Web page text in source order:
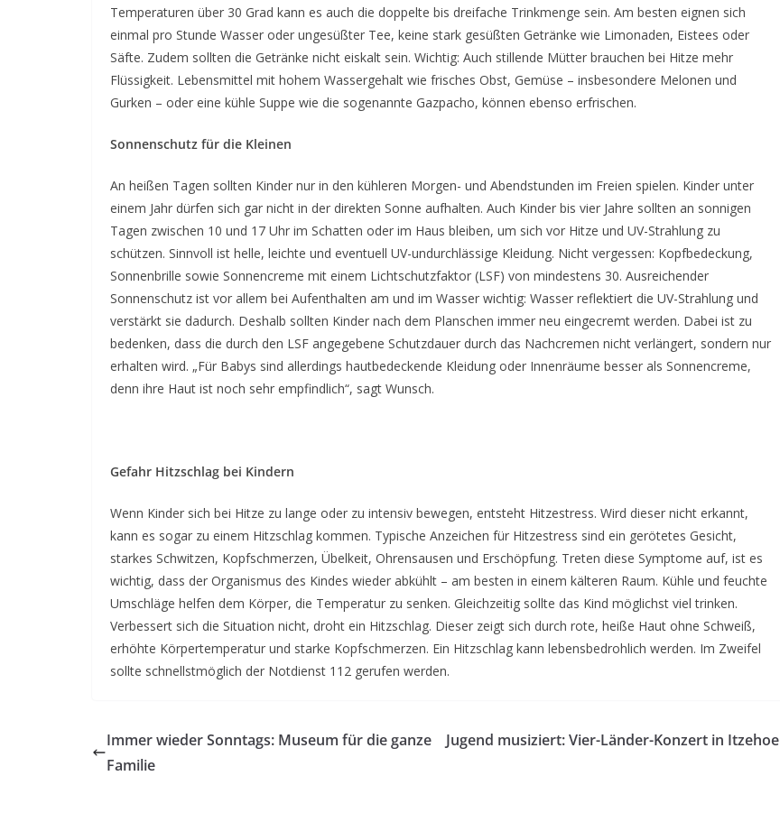
Temperaturen über 30 Grad kann es auch die doppelte bis dreifache Trinkmenge sein. Am besten eignen sich
einmal pro Stunde Wasser oder ungesüßter Tee, keine stark gesüßten Getränke wie Limonaden, Eistees oder
Säfte. Zudem sollten die Getränke nicht eiskalt sein. Wichtig: Auch stillende Mütter brauchen bei Hitze mehr
Flüssigkeit. Lebensmittel mit hohem Wassergehalt wie frisches Obst, Gemüse – insbesondere Melonen und
Gurken – oder eine kühle Suppe wie die sogenannte Gazpacho, können ebenso erfrischen.
Sonnenschutz für die Kleinen
An heißen Tagen sollten Kinder nur in den kühleren Morgen- und Abendstunden im Freien spielen. Kinder unter
einem Jahr dürfen sich gar nicht in der direkten Sonne aufhalten. Auch Kinder bis vier Jahre sollten an sonnigen
Tagen zwischen 10 und 17 Uhr im Schatten oder im Haus bleiben, um sich vor Hitze und UV-Strahlung zu
schützen. Sinnvoll ist helle, leichte und eventuell UV-undurchlässige Kleidung. Nicht vergessen: Kopfbedeckung,
Sonnenbrille sowie Sonnencreme mit einem Lichtschutzfaktor (LSF) von mindestens 30. Ausreichender
Sonnenschutz ist vor allem bei Aufenthalten am und im Wasser wichtig: Wasser reflektiert die UV-Strahlung und
verstärkt sie dadurch. Deshalb sollten Kinder nach dem Planschen immer neu eingecremt werden. Dabei ist zu
bedenken, dass die durch den LSF angegebene Schutzdauer durch das Nachcremen nicht verlängert, sondern nur
erhalten wird. „Für Babys sind allerdings hautbedeckende Kleidung oder Innenräume besser als Sonnencreme,
denn ihre Haut ist noch sehr empfindlich“, sagt Wunsch.
Gefahr Hitzschlag bei Kindern
Wenn Kinder sich bei Hitze zu lange oder zu intensiv bewegen, entsteht Hitzestress. Wird dieser nicht erkannt,
kann es sogar zu einem Hitzschlag kommen. Typische Anzeichen für Hitzestress sind ein gerötetes Gesicht,
starkes Schwitzen, Kopfschmerzen, Übelkeit, Ohrensausen und Erschöpfung. Treten diese Symptome auf, ist es
wichtig, dass der Organismus des Kindes wieder abkühlt – am besten in einem kälteren Raum. Kühle und feuchte
Umschläge helfen dem Körper, die Temperatur zu senken. Gleichzeitig sollte das Kind möglichst viel trinken.
Verbessert sich die Situation nicht, droht ein Hitzschlag. Dieser zeigt sich durch rote, heiße Haut ohne Schweiß,
erhöhte Körpertemperatur und starke Kopfschmerzen. Ein Hitzschlag kann lebensbedrohlich werden. Im Zweifel
sollte schnellstmöglich der Notdienst 112 gerufen werden.
Immer wieder Sonntags: Museum für die ganze
Familie
Jugend musiziert: Vier-Länder-Konzert in Itzehoe